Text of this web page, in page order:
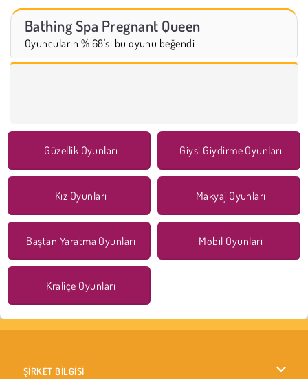
Bathing Spa Pregnant Queen
Oyuncuların % 68'sı bu oyunu beğendi
Güzellik Oyunları Giysi Giydirme Oyunları
Kız Oyunları Makyaj Oyunları
Baştan Yaratma Oyunları Mobil Oyunlari
Kraliçe Oyunları
ŞİRKET BİLGİSİ